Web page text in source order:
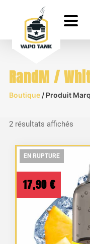
RandM /
Boutique/ Produit
2 résultats affichésTrié
au
plus
EN RUPTURE
EN RUPTURE
17,90 €
EN RUPTURE